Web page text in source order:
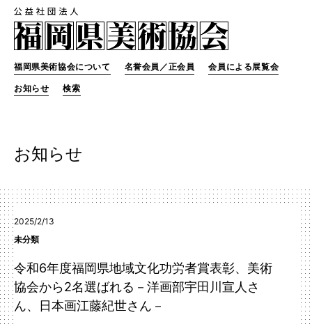
福岡県美術協会について 名誉会員／正会員 会員による展覧会
お知らせ 検索
お知らせ
2025/2/13
未分類
令和6年度福岡県地域文化功労者賞表彰、美術
協会から2名選ばれる－洋画部宇田川宣人さ
ん、日本画江藤紀世さん－